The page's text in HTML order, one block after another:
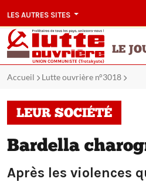
LES AUTRES SITES
LE
Accueil Lutte ouvrière n°3018
LEUR SOCIÉTÉ
Bardella
Après les violences